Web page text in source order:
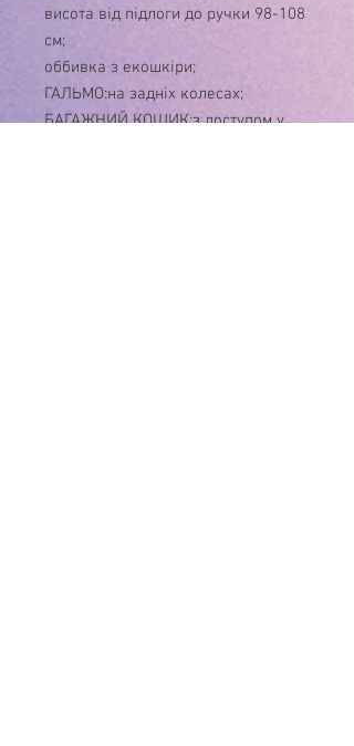
висота від підлоги до ручки 98-108
см;
оббивка з екошкіри;
ГАЛЬМО:на задніх колесах;
БАГАЖНИЙ КОШИК:з доступом у